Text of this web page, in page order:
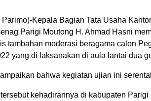
Kepala Bagian Tata Usaha
Parigi Moutong H. Ahmad Hasni
tambahan moderasi beragama calon
yang di laksanakan di aula lantai dua
bahwa kegiatan ujian ini
kehadirannya di kabupaten